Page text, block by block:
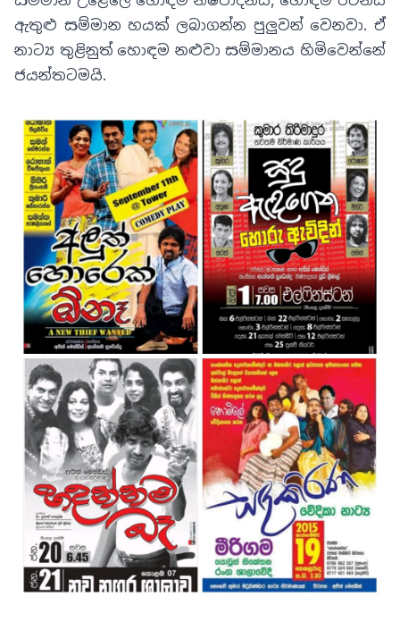
ඇතුළු සම්මාන හයක් ලබාගන්න පුලුවන් වෙනවා. ඒ
නාට්‍ය තුළිනුත් හොඳම නළුවා සම්මානය හිමිවෙන්නේ
ජයන්තටමයි.